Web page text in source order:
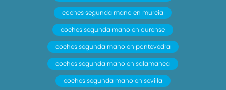
coches segunda mano en murcia
coches segunda mano en ourense
coches segunda mano en pontevedra
coches segunda mano en salamanca
coches segunda mano en sevilla